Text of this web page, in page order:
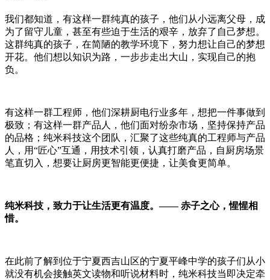
我们都知道，有这样一群纯真的孩子，他们从小远离父母，成
为了留守儿童，甚至有些迫于生活的艰辛，放弃了自己梦想。
这群纯真的孩子，在简陋的教学环境下，努力想让自己的梦想
开花。他们想以知识为路，一步步走出大山，实现自己的抱
负。
有这样一群工程师，他们深耕厨电行业多年，想把一件事做到
极致；有这样一群产品人，他们面对纷杂市场，坚持保持产品
的品格；纯米科技这个团队，汇聚了这些纯真的工程师与产品
人，用“匠心”互通，用技术引领，认真打磨产品，自厨房场景
笔直切入，想要让厨房更智能更便捷，让美食更简单。
纯米科技，致力于让生活更有温度。——赤子之心，惺惺相
惜。
在此前了解到位于宁夏西吉山区的宁夏平峰中学的孩子们从小
就没有机会接触英文读物和听说材料时，纯米科技当即决定牵